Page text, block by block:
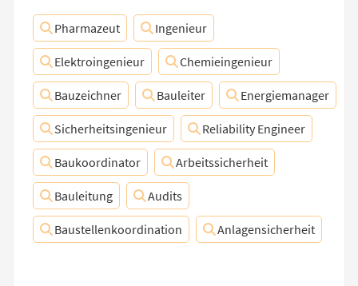
Pharmazeut Ingenieur
Elektroingenieur Chemieingenieur
Bauzeichner Bauleiter Energiemanager
Sicherheitsingenieur Reliability Engineer
Baukoordinator Arbeitssicherheit
Bauleitung Audits
Baustellenkoordination Anlagensicherheit